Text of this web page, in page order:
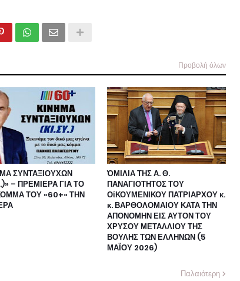
Προβολή όλων
ΣΥΝΤΑΞΙΟΥΧΩΝ
– ΠΡΕΜΙΕΡΑ ΓΙΑ ΤΟ
ΤΟΥ «60+» ΤΗΝ
ὉΜΙΛΙΑ ΤΗΣ Α. Θ.
ΠΑΝΑΓΙΟΤΗΤΟΣ ΤΟΥ
ΟἰΚΟΥΜΕΝΙΚΟΥ ΠΑΤΡΙΑΡΧΟΥ κ.
κ. ΒΑΡΘΟΛΟΜΑΙΟΥ ΚΑΤΑ ΤΗΝ
ΑΠΟΝΟΜΗΝ ΕΙΣ ΑΥΤΟΝ ΤΟΥ
ΧΡΥΣΟΥ ΜΕΤΑΛΛΙΟΥ ΤΗΣ
ΒΟΥΛΗΣ ΤΩΝ ΕΛΛΗΝΩΝ (5
ΜΑΪΟΥ 2026)
Παλαιότερη